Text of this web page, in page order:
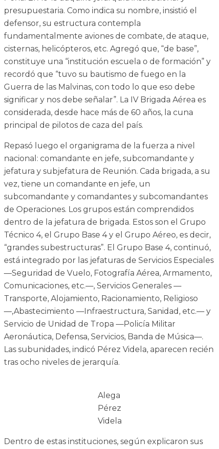
presupuestaria. Como indica su nombre, insistió el
defensor, su estructura contempla
fundamentalmente aviones de combate, de ataque,
cisternas, helicópteros, etc. Agregó que, “de base”,
constituye una “institución escuela o de formación” y
recordó que “tuvo su bautismo de fuego en la
Guerra de las Malvinas, con todo lo que eso debe
significar y nos debe señalar”. La IV Brigada Aérea es
considerada, desde hace más de 60 años, la cuna
principal de pilotos de caza del país.
Repasó luego el organigrama de la fuerza a nivel
nacional: comandante en jefe, subcomandante y
jefatura y subjefatura de Reunión. Cada brigada, a su
vez, tiene un comandante en jefe, un
subcomandante y comandantes y subcomandantes
de Operaciones. Los grupos están comprendidos
dentro de la jefatura de brigada. Estos son el Grupo
Técnico 4, el Grupo Base 4 y el Grupo Aéreo, es decir,
“grandes subestructuras”. El Grupo Base 4, continuó,
está integrado por las jefaturas de Servicios Especiales
—Seguridad de Vuelo, Fotografía Aérea, Armamento,
Comunicaciones, etc.—, Servicios Generales —
Transporte, Alojamiento, Racionamiento, Religioso
—,Abastecimiento —Infraestructura, Sanidad, etc.— y
Servicio de Unidad de Tropa —Policía Militar
Aeronáutica, Defensa, Servicios, Banda de Música—.
Las subunidades, indicó Pérez Videla, aparecen recién
tras ocho niveles de jerarquía.
Alega
Pérez
Videla
Dentro de estas instituciones, según explicaron sus